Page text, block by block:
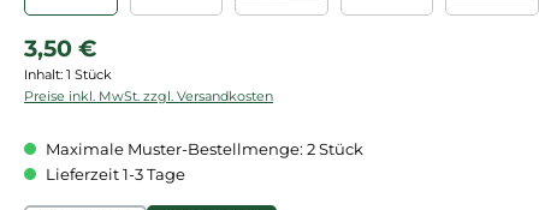
Regulärer Preis:
3,50 €
Inhalt: 1 Stück
Preise inkl. MwSt. zzgl. Versandkosten
Maximale Muster-Bestellmenge: 2 Stück
Lieferzeit 1-3 Tage